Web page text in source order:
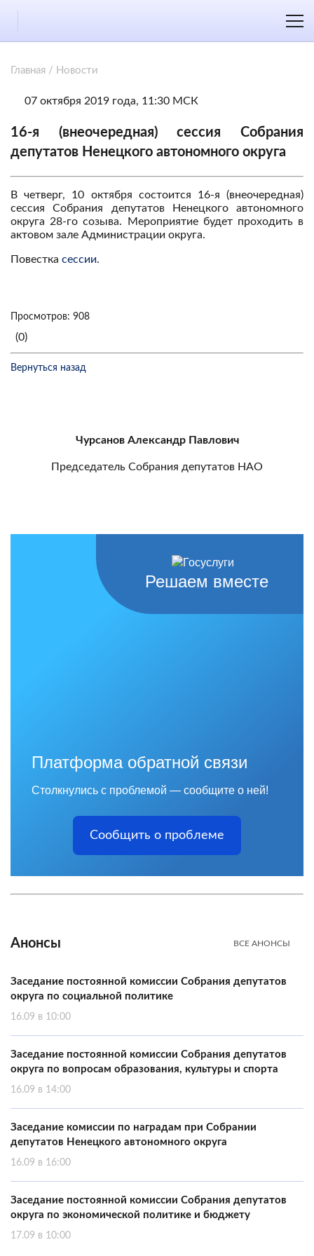
Главная / Новости
07 октября 2019 года, 11:30 МСК
16-я (внеочередная) сессия Собрания
депутатов Ненецкого автономного округа
В четверг, 10 октября состоится 16-я (внеочередная)
сессия Собрания депутатов Ненецкого автономного
округа 28-го созыва. Мероприятие будет проходить в
актовом зале Администрации округа.
Повестка сессии.
Просмотров: 908
(0)
Вернуться назад
Чурсанов Александр Павлович
Председатель Собрания депутатов НАО
Решаем вместе
Платформа обратной связи
Столкнулись с проблемой — сообщите о ней!
Сообщить о проблеме
Анонсы ВСЕ АНОНСЫ
Заседание постоянной комиссии Собрания депутатов
округа по социальной политике
16.09 в 10:00
Заседание постоянной комиссии Собрания депутатов
округа по вопросам образования, культуры и спорта
16.09 в 14:00
Заседание комиссии по наградам при Собрании
депутатов Ненецкого автономного округа
16.09 в 16:00
Заседание постоянной комиссии Собрания депутатов
округа по экономической политике и бюджету
17.09 в 10:00